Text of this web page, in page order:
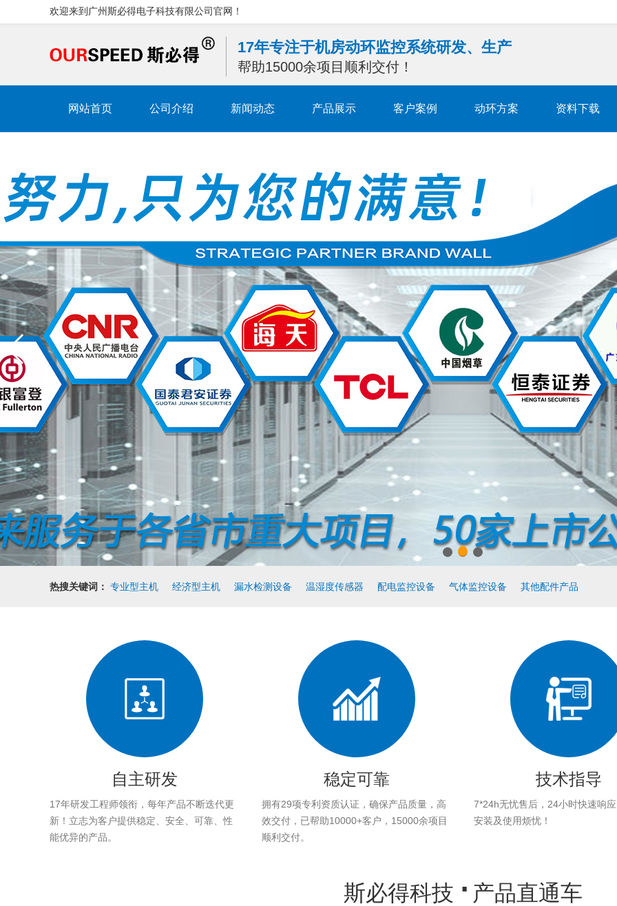
欢迎来到广州斯必得电子科技有限公司官网！
17年专注于机房动环监控系统研发、生产
帮助15000余项目顺利交付！
网站首页 公司介绍 新闻动态 产品展示 客户案例 动环方案 资料下载
热搜关键词： 专业型主机 经济型主机 漏水检测设备 温湿度传感器 配电监控设备 气体监控设备 其他配件产品
自主研发
17年研发工程师领衔，每年产品不断迭代更
新！立志为客户提供稳定、安全、可靠、性
能优异的产品。
稳定可靠
拥有29项专利资质认证，确保产品质量，高
效交付，已帮助10000+客户，15000余项目
顺利交付。
技术指导
7*24h无忧售后，24小时快速响
安装及使用烦忧！
斯必得科技 产品直通车